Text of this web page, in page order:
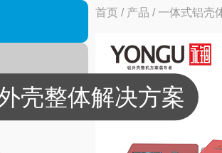
首页 / 产品 / 一体式铝壳
壳整体解决方案